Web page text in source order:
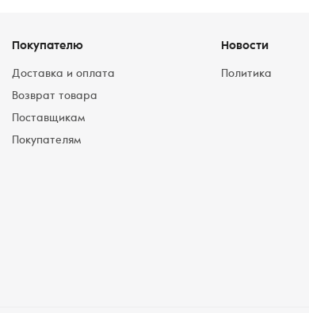
Покупателю
Доставка и оплата
Возврат товара
Поставщикам
Покупателям
Новости
Политика